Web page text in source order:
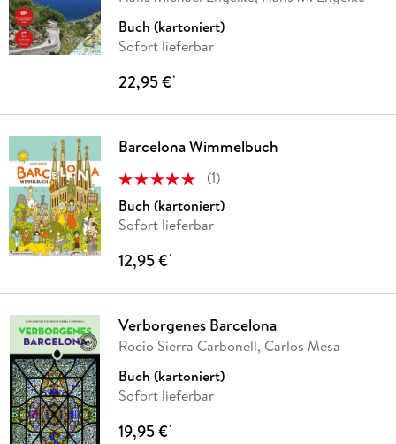
Buch (kartoniert)
Sofort lieferbar
22,95 €*
Barcelona Wimmelbuch
(1)
Buch (kartoniert)
Sofort lieferbar
12,95 €*
Verborgenes Barcelona
Rocio Sierra Carbonell, Carlos Mesa
Buch (kartoniert)
Sofort lieferbar
19,95 €*